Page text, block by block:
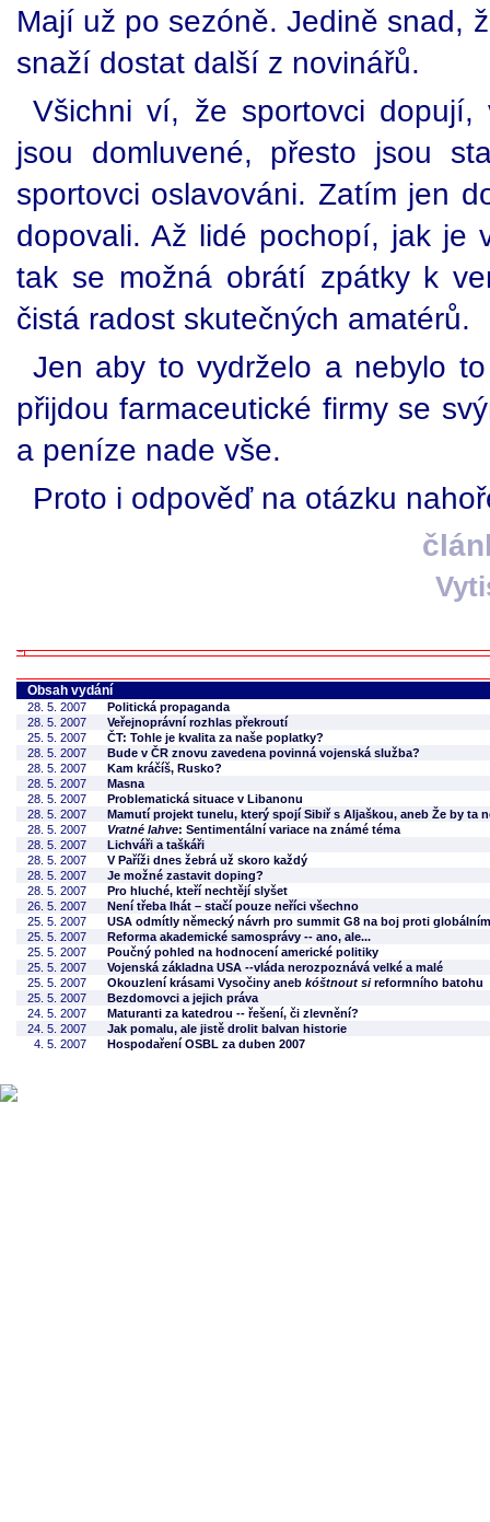
Mají už po sezóně. Jedině snad,
snaží dostat další z novinářů.
Všichni ví, že sportovci dopují,
jsou domluvené, přesto jsou
sportovci oslavováni. Zatím jen
dopovali. Až lidé pochopí, jak je
tak se možná obrátí zpátky k
čistá radost skutečných amatérů.
Jen aby to vydrželo a nebylo
přijdou farmaceutické firmy se
a peníze nade vše.
Proto i odpověď na otázku
Obsah vydání
28. 5. 2007
Politická propaganda
28. 5. 2007
Veřejnoprávní rozhlas překroutí
25. 5. 2007
ČT: Tohle je kvalita za naše poplatky?
28. 5. 2007
Bude v ČR znovu zavedena povinná vojenská služba?
28. 5. 2007
Kam kráčíš, Rusko?
28. 5. 2007
Masna
28. 5. 2007
Problematická situace v Libanonu
28. 5. 2007
Mamutí projekt tunelu, který spojí Sibiř s Aljaškou, aneb Že by ta
28. 5. 2007
Vratné lahve: Sentimentální variace na známé téma
28. 5. 2007
Lichváři a taškáři
28. 5. 2007
V Paříži dnes žebrá už skoro každý
28. 5. 2007
Je možné zastavit doping?
28. 5. 2007
Pro hluché, kteří nechtějí slyšet
26. 5. 2007
Není třeba lhát – stačí pouze neříci všechno
25. 5. 2007
USA odmítly německý návrh pro summit G8 na boj proti
25. 5. 2007
Reforma akademické samosprávy -- ano, ale...
25. 5. 2007
Poučný pohled na hodnocení americké politiky
25. 5. 2007
Vojenská základna USA --vláda nerozpoznává velké a malé
25. 5. 2007
Okouzlení krásami Vysočiny aneb kóštnout sireformního batohu
25. 5. 2007
Bezdomovci a jejich práva
24. 5. 2007
Maturanti za katedrou -- řešení, či zlevnění?
24. 5. 2007
Jak pomalu, ale jistě drolit balvan historie
4. 5. 2007
Hospodaření OSBL za duben 2007